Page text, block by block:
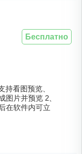
看图预览、
图片并预览 2、
在软件内可立
Бесплатно